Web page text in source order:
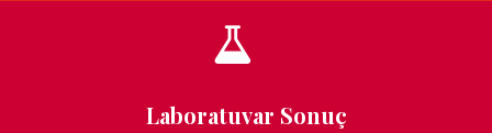
Laboratuvar Sonuç